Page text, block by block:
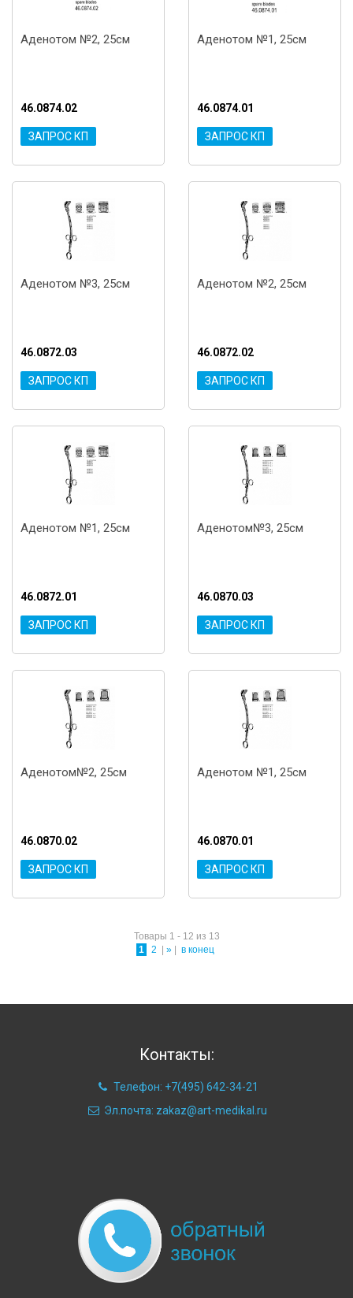
Аденотом №2, 25см
46.0874.02
ЗАПРОС КП
Аденотом №1, 25см
46.0874.01
ЗАПРОС КП
Аденотом №3, 25см
46.0872.03
ЗАПРОС КП
Аденотом №2, 25см
46.0872.02
ЗАПРОС КП
Аденотом №1, 25см
46.0872.01
ЗАПРОС КП
Аденотом№3, 25см
46.0870.03
ЗАПРОС КП
Аденотом№2, 25см
46.0870.02
ЗАПРОС КП
Аденотом №1, 25см
46.0870.01
ЗАПРОС КП
Товары 1 - 12 из 13
1
2 » в конец
Контакты:
Телефон: +7(495) 642-34-21
Эл.почта: zakaz@art-medikal.ru